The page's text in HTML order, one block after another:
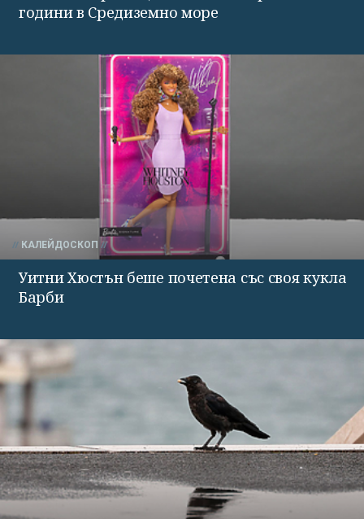
години в Средиземно море
КАЛЕЙДОСКОП
Уитни Хюстън беше почетена със своя кукла
Барби